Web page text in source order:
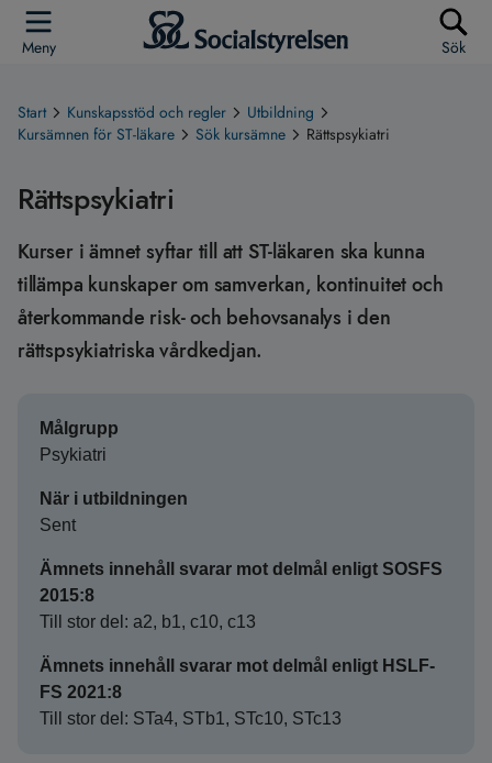
Meny Sök
Start Kunskapsstöd och regler
Utbildning
Kursämnen för ST-läkare
Sök kursämne Rättspsykiatri
Rättspsykiatri
Kurser i ämnet syftar till att ST-läkaren ska kunna
tillämpa kunskaper om samverkan, kontinuitet och
återkommande risk- och behovsanalys i den
rättspsykiatriska vårdkedjan.
Målgrupp
Psykiatri
När i utbildningen
Sent
Ämnets innehåll svarar mot delmål enligt SOSFS
2015:8
Till stor del: a2, b1, c10, c13
Ämnets innehåll svarar mot delmål enligt HSLF-
FS 2021:8
Till stor del: STa4, STb1, STc10, STc13